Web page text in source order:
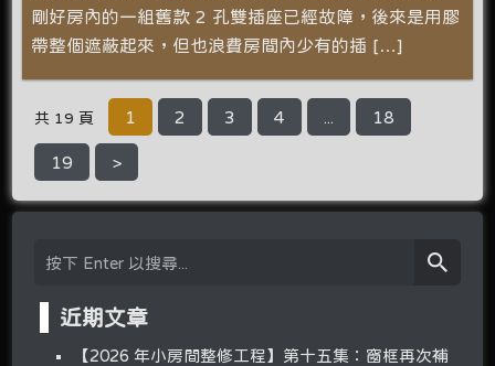
剛好房內的一組舊款 2 孔雙插座已經故障，後來是用膠
帶整個遮蔽起來，但也浪費房間內少有的插 […]
共 19 頁 1 2 3 4 ... 18
19 >
近期文章
【2026 年小房間整修工程】第十五集：窗框再次補